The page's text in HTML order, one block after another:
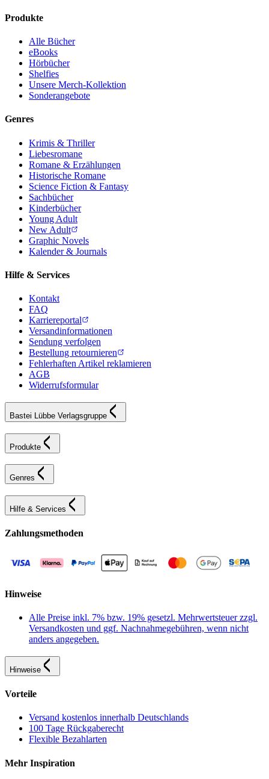
Produkte
Alle Bücher
eBooks
Hörbücher
Shelfies
Unsere Merch-Kollektion
Sonderangebote
Genres
Krimis & Thriller
Liebesromane
Romane & Erzählungen
Historische Romane
Science Fiction & Fantasy
Sachbücher
Kinderbücher
Young Adult
New Adult
Graphic Novels
Kalender & Journals
Hilfe & Services
Kontakt
FAQ
Karriereportal
Versandinformationen
Sendung verfolgen
Bestellung retournieren
Fehlerhaften Artikel reklamieren
AGB
Widerrufsformular
Bastei Lübbe Verlagsgruppe
Produkte
Genres
Hilfe & Services
Zahlungsmethoden
Hinweise
Alle Preise inkl. 7% bzw. 19% gesetzl. Mehrwertsteuer zzgl.
Versandkosten und ggf. Nachnahmegebühren, wenn nicht
anders angegeben.
Hinweise
Vorteile
Versand kostenlos innerhalb Deutschlands
100 Tage Rückgaberecht
Flexible Bezahlarten
Mehr Inspiration